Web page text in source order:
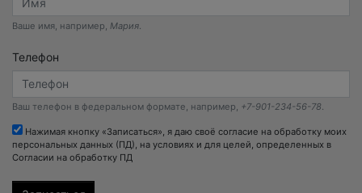
Ваше имя, например, Мария
Телефон
Ваш телефон в федеральном формате, например, +7-901-234-56-78.
Нажимая кнопку «Записаться», я даю своё согласие на обработку моих
персональных данных (ПД), на условиях и для целей, определенных в
Согласии на обработку ПД